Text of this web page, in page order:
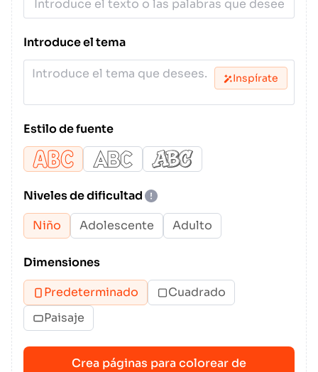
Introduce el tema
Inspírate
Estilo de fuente
Niveles de dificultad
Niño
Adolescente Adulto
Dimensiones
Predeterminado
Cuadrado
Paisaje
Crea páginas para colorear de